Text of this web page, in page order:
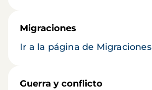
Migraciones
Ir a la página de Migraciones
Guerra y conflicto